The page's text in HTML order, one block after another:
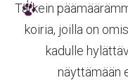
Tärkein
koiria, joilla on
kadulle
näyttämään